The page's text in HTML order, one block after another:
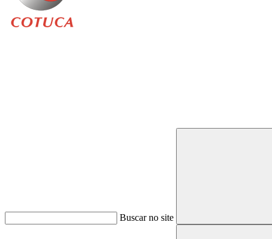
Buscar no site